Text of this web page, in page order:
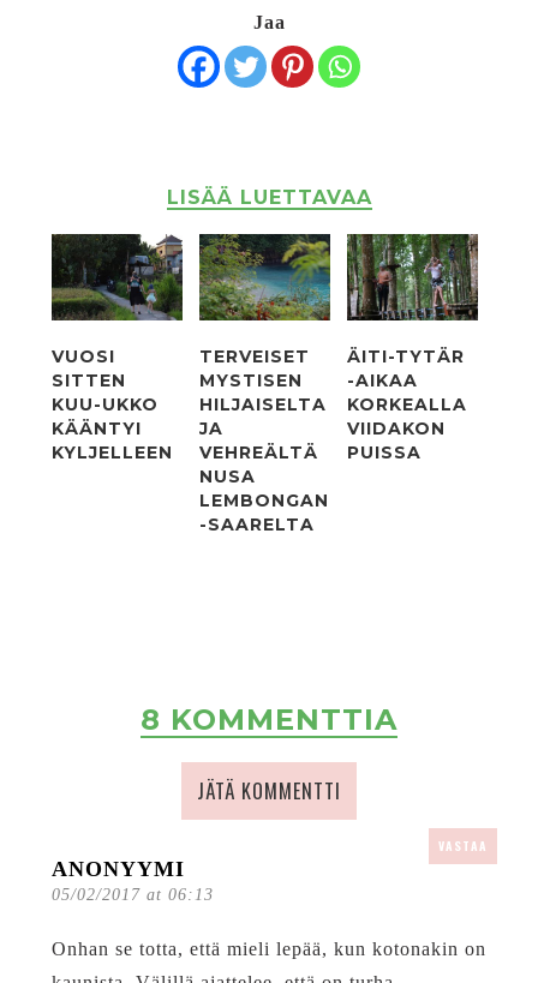
Jaa
LISÄÄ LUETTAVAA
VUOSI
SITTEN
KUU-UKKO
KÄÄNTYI
KYLJELLEEN
TERVEISET
MYSTISEN
HILJAISELTA
JA
VEHREÄLTÄ
NUSA
LEMBONGAN
-SAARELTA
ÄITI-TYTÄR
-AIKAA
KORKEALLA
VIIDAKON
PUISSA
8 KOMMENTTIA
JÄTÄ KOMMENTTI
ANONYYMI
05/02/2017 at 06:13
VASTAA
Onhan se totta, että mieli lepää, kun kotonakin on